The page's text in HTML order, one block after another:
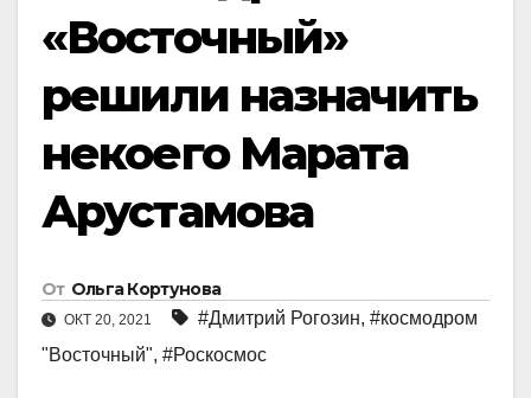
«Восточный»
решили назначить
некоего Марата
Арустамова
От Ольга Кортунова
ОКТ 20, 2021 #Дмитрий Рогозин, #космодром
"Восточный", #Роскосмос